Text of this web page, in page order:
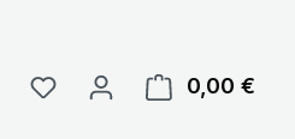
0,00 €